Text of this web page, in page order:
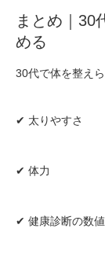
まとめ｜30
める
30代で体を整え
✔ 太りやすさ
✔ 体力
✔ 健康診断の数値